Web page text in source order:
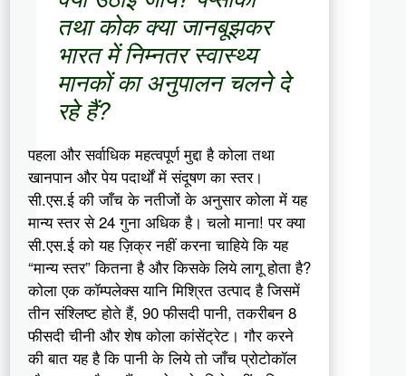
तथा कोक क्या जानबूझकर
भारत में निम्नतर स्वास्थ्य
मानकों का अनुपालन चलने दे
रहे हैं?
पहला और सर्वाधिक महत्वपूर्ण मुद्दा है कोला तथा
खानपान और पेय पदार्थों में संदूषण का स्तर।
सी.एस.ई की जाँच के नतीजों के अनुसार कोला में यह
मान्य स्तर से 24 गुना अधिक है। चलो माना! पर क्या
सी.एस.ई को यह ज़िक्र नहीं करना चाहिये कि यह
“मान्य स्तर” कितना है और किसके लिये लागू होता है?
कोला एक कॉम्पलेक्स यानि मिश्रित उत्पाद है जिसमें
तीन संश्लिष्ट होते हैं, 90 फीसदी पानी, तकरीबन 8
फीसदी चीनी और शेष कोला कांसेंट्रेट। गौर करने
की बात यह है कि पानी के लिये तो जाँच प्रोटोकॉल